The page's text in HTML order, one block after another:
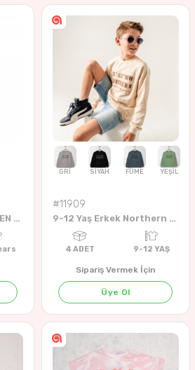
5-8
TARÇIN YEŞİL
İNDİGO A.YEŞİL
9-12
5-8 YAŞ ERKEK GOGREEN HIRKA
#11909
9-12 Yaş Erkek Northern Hemısphere Yazılı Sweat
Sipariş Vermek İçin
Üye Ol